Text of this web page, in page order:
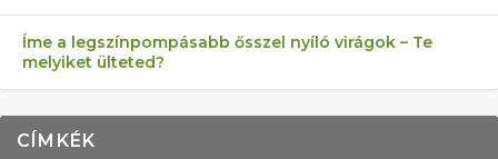
Íme a legszínpompásabb ősszel nyíló virágok – Te
melyiket ülteted?
CÍMKÉK